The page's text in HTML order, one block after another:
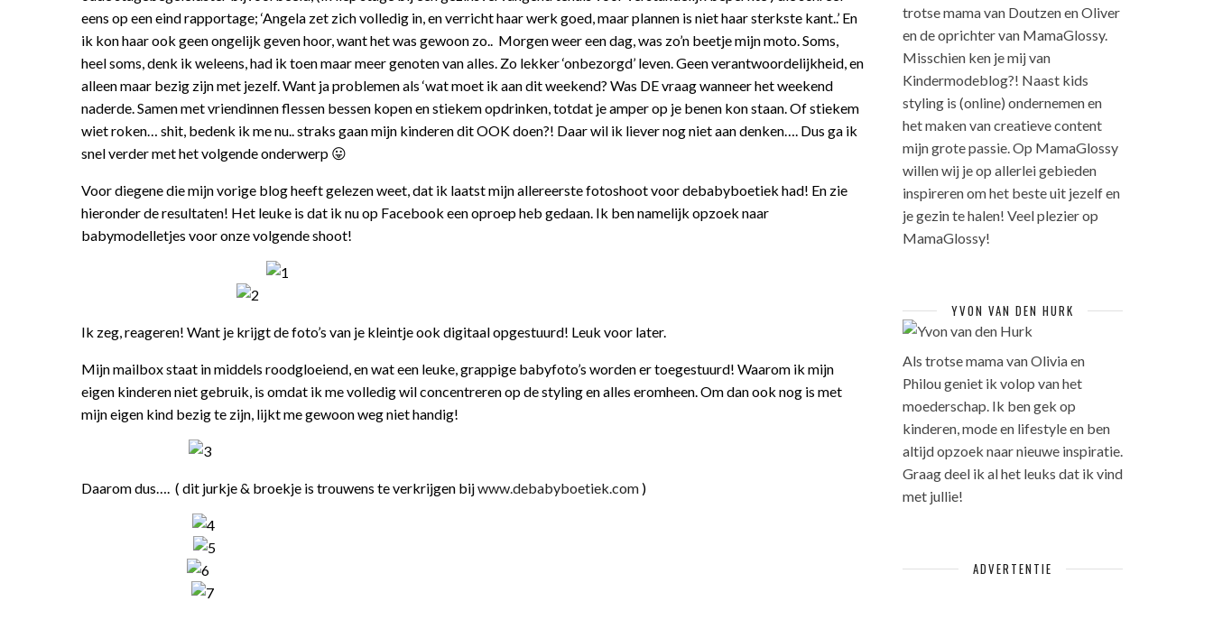
eens op een eind rapportage; ‘Angela zet zich volledig in, en verricht haar werk goed, maar plannen is niet haar sterkste kant..’ En
ik kon haar ook geen ongelijk geven hoor, want het was gewoon zo.. Morgen weer een dag, was zo’n beetje mijn moto. Soms,
heel soms, denk ik weleens, had ik toen maar meer genoten van alles. Zo lekker ‘onbezorgd’ leven. Geen verantwoordelijkheid, en
alleen maar bezig zijn met jezelf. Want ja problemen als ‘wat moet ik aan dit weekend? Was DE vraag wanneer het weekend
naderde. Samen met vriendinnen flessen bessen kopen en stiekem opdrinken, totdat je amper op je benen kon staan. Of stiekem
wiet roken… shit, bedenk ik me nu.. straks gaan mijn kinderen dit OOK doen?! Daar wil ik liever nog niet aan denken…. Dus ga ik
snel verder met het volgende onderwerp 😛
Voor diegene die mijn vorige blog heeft gelezen weet, dat ik laatst mijn allereerste fotoshoot voor debabyboetiek had! En zie
hieronder de resultaten! Het leuke is dat ik nu op Facebook een oproep heb gedaan. Ik ben namelijk opzoek naar
babymodelletjes voor onze volgende shoot!
Ik zeg, reageren! Want je krijgt de foto’s van je kleintje ook digitaal opgestuurd! Leuk voor later.
Mijn mailbox staat in middels roodgloeiend, en wat een leuke, grappige babyfoto’s worden er toegestuurd! Waarom ik mijn
eigen kinderen niet gebruik, is omdat ik me volledig wil concentreren op de styling en alles eromheen. Om dan ook nog is met
mijn eigen kind bezig te zijn, lijkt me gewoon weg niet handig!
Daarom dus…. ( dit jurkje & broekje is trouwens te verkrijgen bijwww.debabyboetiek.com )
trotse mama van Doutzen en Oliver
en de oprichter van MamaGlossy.
Misschien ken je mij van
Kindermodeblog?! Naast kids
styling is (online) ondernemen en
het maken van creatieve content
mijn grote passie. Op MamaGlossy
willen wij je op allerlei gebieden
inspireren om het beste uit jezelf en
je gezin te halen! Veel plezier op
MamaGlossy!
YVON VAN DEN HURK
Als trotse mama van Olivia en
Philou geniet ik volop van het
moederschap. Ik ben gek op
kinderen, mode en lifestyle en ben
altijd opzoek naar nieuwe inspiratie.
Graag deel ik al het leuks dat ik vind
met jullie!
ADVERTENTIE